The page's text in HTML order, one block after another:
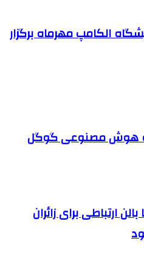
الکامپ مهرماه برگزار
هوش مصنوعی گوگل
ارتباطی برای زائران